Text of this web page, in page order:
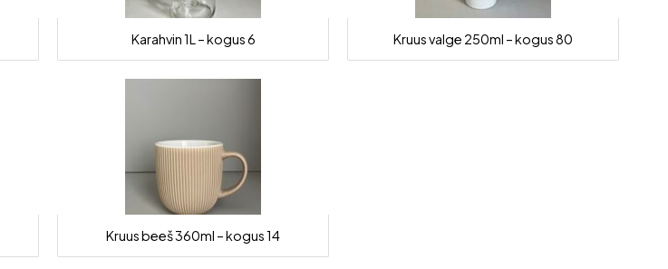
Karahvin 1L – kogus 6 Kruus valge 250ml – kogus 80
Kruus beeš 360ml – kogus 14